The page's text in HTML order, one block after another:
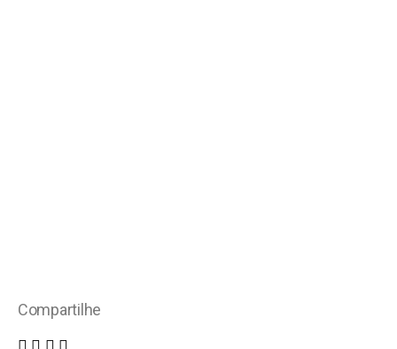
Compartilhe